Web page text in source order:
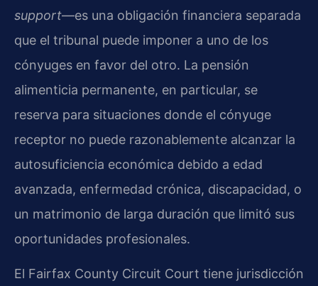
support—es una obligación financiera separada
que el tribunal puede imponer a uno de los
cónyuges en favor del otro. La pensión
alimenticia permanente, en particular, se
reserva para situaciones donde el cónyuge
receptor no puede razonablemente alcanzar la
autosuficiencia económica debido a edad
avanzada, enfermedad crónica, discapacidad, o
un matrimonio de larga duración que limitó sus
oportunidades profesionales.
El Fairfax County Circuit Court tiene jurisdicción